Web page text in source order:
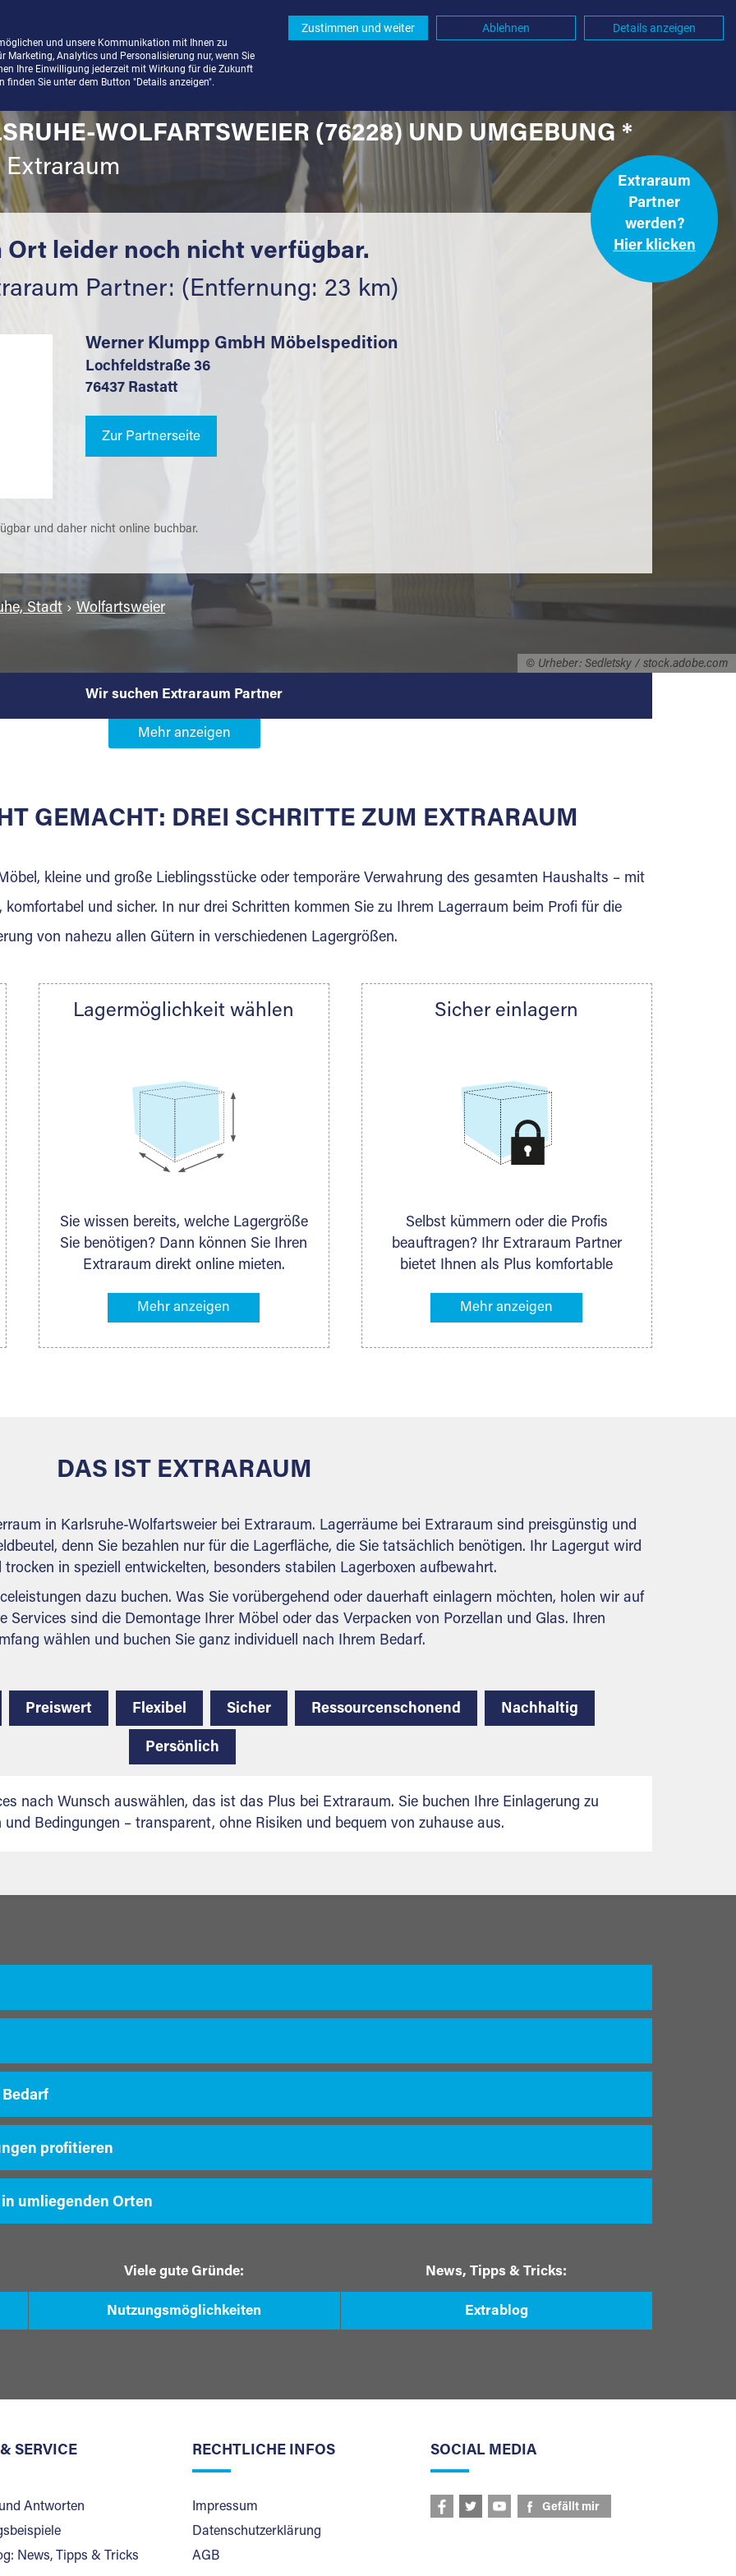
© Urheber: Sedletsky / stock.adobe.com
WOLFARTSWEIER (76228) UND UMGEBUNG *
Extraraum
Partner
werden?
Hier klicken
Ort leider noch nicht verfügbar.
Partner: (Entfernung: 23 km)
Werner Klumpp GmbH Möbelspedition
Lochfeldstraße 36
76437 Rastatt
Zur Partnerseite
und daher nicht online buchbar.
Stadt › Wolfartsweier
Wir suchen Extraraum Partner
Partner in
für die Einlagerung von Umzugsgut gebaut wurde? Werden Sie jetzt Extraraum Partner und
Ihre Nachricht.
GEMACHT: DREI SCHRITTE ZUM EXTRARAUM
kleine und große Lieblingsstücke oder temporäre Verwahrung des gesamten Haushalts – mit
und sicher. In nur drei Schritten kommen Sie zu Ihrem Lagerraum beim Profi für die
von nahezu allen Gütern in verschiedenen Lagergrößen.
Lagermöglichkeit wählen
Sie wissen bereits, welche Lagergröße
Sie benötigen? Dann können Sie Ihren
Extraraum direkt online mieten.
Lagerliste die entsprechenden
möchten – das Volumen wird sofort
weiteren Fragen, die Sie haben.
Sicher einlagern
Selbst kümmern oder die Profis
beauftragen? Ihr Extraraum Partner
bietet Ihnen als Plus komfortable
besonders bequem machen. Dazu
Lieferung von Packmaterial sowie
DAS IST EXTRARAUM
in Karlsruhe-Wolfartsweier bei Extraraum. Lagerräume bei Extraraum sind preisgünstig und
denn Sie bezahlen nur für die Lagerfläche, die Sie tatsächlich benötigen. Ihr Lagergut wird
trocken in speziell entwickelten, besonders stabilen Lagerboxen aufbewahrt.
dazu buchen. Was Sie vorübergehend oder dauerhaft einlagern möchten, holen wir auf
Services sind die Demontage Ihrer Möbel oder das Verpacken von Porzellan und Glas. Ihren
wählen und buchen Sie ganz individuell nach Ihrem Bedarf.
Preiswert Flexibel Sicher Ressourcenschonend Nachhaltig
Persönlich
nach Wunsch auswählen, das ist das Plus bei Extraraum. Sie buchen Ihre Einlagerung zu
und Bedingungen – transparent, ohne Risiken und bequem von zuhause aus.
Bedarf
profitieren
umliegenden Orten
Viele gute Gründe:
Nutzungsmöglichkeiten
News, Tipps & Tricks:
Extrablog
SERVICE
Antworten
News, Tipps & Tricks
RECHTLICHE INFOS
Impressum
Datenschutzerklärung
AGB
SOCIAL MEDIA
Gefällt mir
und unsere Kommunikation mit Ihnen zu
Marketing, Analytics und Personalisierung nur, wenn Sie
Ihre Einwilligung jederzeit mit Wirkung für die Zukunft
Sie unter dem Button "Details anzeigen".
Zustimmen und weiter Ablehnen Details anzeigen